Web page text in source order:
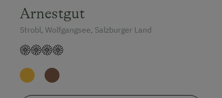
Arnestgut
Strobl, Wolfgangsee, Salzburger Land